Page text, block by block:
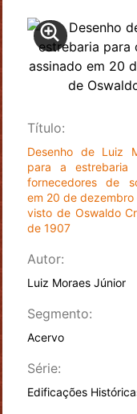
Título:
Desenho de Luiz
para a estrebaria
fornecedores de
em 20 de
visto de Oswaldo
de 1907
Autor:
Luiz Moraes Júnior
Segmento:
Acervo
Série:
Edificações